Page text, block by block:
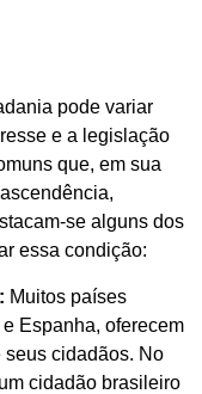
pode variar
e a legislação
que, em sua
se alguns dos
essa condição:
Muitos países
Espanha, oferecem
cidadãos. No
cidadão brasileiro